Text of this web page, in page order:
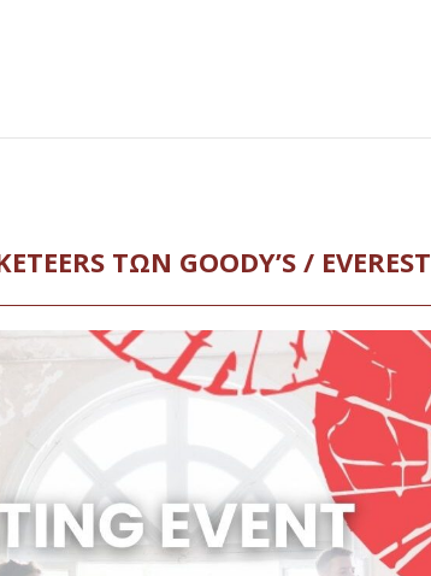
ΤΩΝ GOODY’S / EVEREST